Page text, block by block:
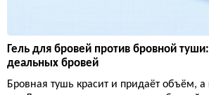
Гель для бровей против бровной
деальных бровей
Бровная тушь красит и придаёт объём, а